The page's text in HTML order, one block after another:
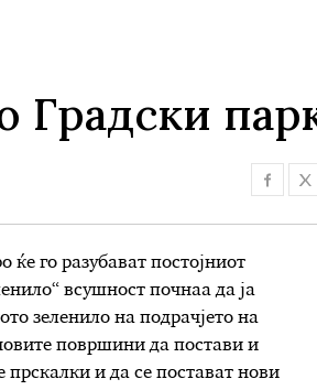
Градски
го разубават постојниот
всушност почнаа да ја
зеленило на подрачјето на
површини да постави и
и да се постават нови